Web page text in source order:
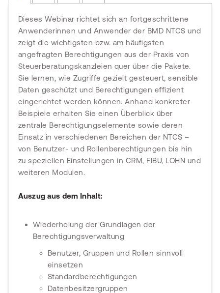
Dieses Webinar richtet sich an fortgeschrittene
Anwenderinnen und Anwender der BMD NTCS und
zeigt die wichtigsten bzw. am häufigsten
angefragten Berechtigungen aus der Praxis von
Steuerberatungskanzleien quer über die Pakete.
Sie lernen, wie Zugriffe gezielt gesteuert, sensible
Daten geschützt und Berechtigungen effizient
eingerichtet werden können. Anhand konkreter
Beispiele erhalten Sie einen Überblick über
zentrale Berechtigungselemente sowie deren
Einsatz in verschiedenen Bereichen der NTCS –
von Benutzer- und Rollenberechtigungen bis hin
zu speziellen Einstellungen in CRM, FIBU, LOHN und
weiteren Modulen.
Auszug aus dem Inhalt:
Wiederholung der Grundlagen der
Berechtigungsverwaltung
Benutzer, Gruppen und Rollen sinnvoll
einsetzen
Standardberechtigungen
Datenbesitzergruppen